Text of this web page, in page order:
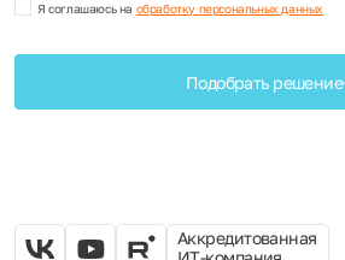
Я соглашаюсь на обработку персональных данных
Подобрать решение
Аккредитованная